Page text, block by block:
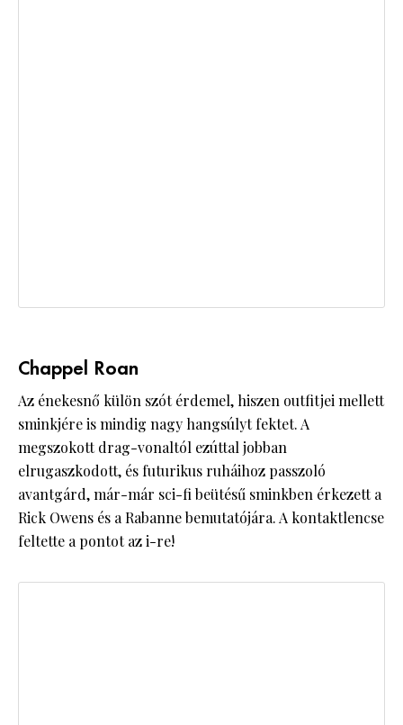
Chappel Roan
Az énekesnő külön szót érdemel, hiszen outfitjei mellett
sminkjére is mindig nagy hangsúlyt fektet. A
megszokott drag-vonaltól ezúttal jobban
elrugaszkodott, és futurikus ruháihoz passzoló
avantgárd, már-már sci-fi beütésű sminkben érkezett a
Rick Owens és a Rabanne bemutatójára. A kontaktlencse
feltette a pontot az i-re!